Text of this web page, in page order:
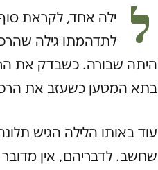
ל
ילה אחד, לקראת סוף
לתדהמתו גילה
היתה שבורה. כשבדק את
בתא המטען כשעזב את
עוד באותו הלילה הגיש
שחשב. לדבריהם, אין